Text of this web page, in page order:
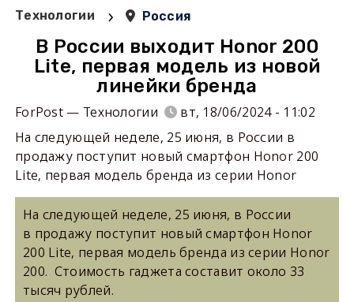
Технологии › Россия
В России выходит Honor 200
Lite, первая модель из новой
линейки бренда
ForPost — Технологии
вт, 18/06/2024 - 11:02
На следующей неделе, 25 июня, в России в
продажу поступит новый смартфон Honor 200
Lite, первая модель бренда из серии Honor
На следующей неделе, 25 июня, в России
в продажу поступит новый смартфон Honor
200 Lite, первая модель бренда из серии Honor
200. Стоимость гаджета составит около 33
тысяч рублей.